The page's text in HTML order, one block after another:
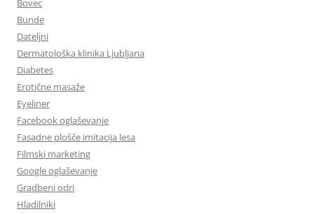
Bovec
Bunde
Dateljni
Dermatološka klinika Ljubljana
Diabetes
Erotične masaže
Eyeliner
Facebook oglaševanje
Fasadne plošče imitacija lesa
Filmski marketing
Google oglaševanje
Gradbeni odri
Hladilniki